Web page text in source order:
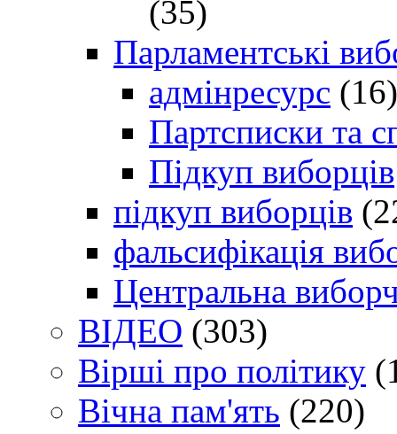
(35)
Парламентські
адмінресурс (16)
Партсписки та
Підкуп виборців
підкуп виборців
фальсифікація
Центральна
ВІДЕО (303)
Вірші про політику
Вічна пам'ять (220)